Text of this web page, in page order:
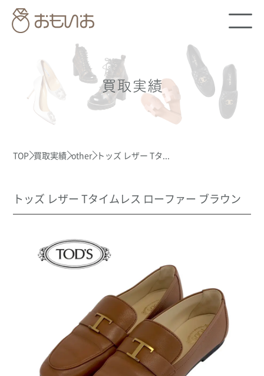
買取実績
TOP 買取実績 other トッズ レザー Tタ...
トッズ レザー Tタイムレス ローファー ブラウン